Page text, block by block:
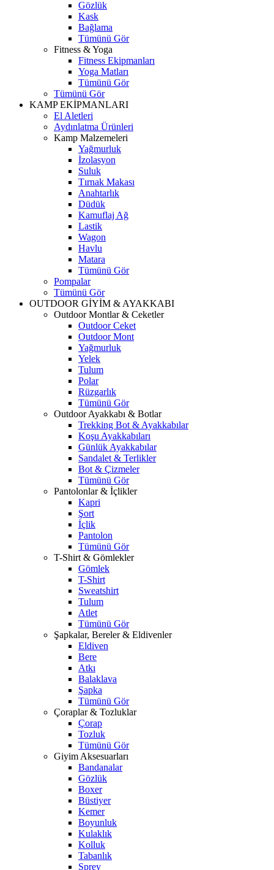
Gözlük
Kask
Bağlama
Tümünü Gör
Fitness & Yoga
Fitness Ekipmanları
Yoga Matları
Tümünü Gör
Tümünü Gör
KAMP EKİPMANLARI
El Aletleri
Aydınlatma Ürünleri
Kamp Malzemeleri
Yağmurluk
İzolasyon
Suluk
Tırnak Makası
Anahtarlık
Düdük
Kamuflaj Ağ
Lastik
Wagon
Havlu
Matara
Tümünü Gör
Pompalar
Tümünü Gör
OUTDOOR GİYİM & AYAKKABI
Outdoor Montlar & Ceketler
Outdoor Ceket
Outdoor Mont
Yağmurluk
Yelek
Tulum
Polar
Rüzgarlık
Tümünü Gör
Outdoor Ayakkabı & Botlar
Trekking Bot & Ayakkabılar
Koşu Ayakkabıları
Günlük Ayakkabılar
Sandalet & Terlikler
Bot & Çizmeler
Tümünü Gör
Pantolonlar & İçlikler
Kapri
Şort
İçlik
Pantolon
Tümünü Gör
T-Shirt & Gömlekler
Gömlek
T-Shirt
Sweatshirt
Tulum
Atlet
Tümünü Gör
Şapkalar, Bereler & Eldivenler
Eldiven
Bere
Atkı
Balaklava
Şapka
Tümünü Gör
Çoraplar & Tozluklar
Çorap
Tozluk
Tümünü Gör
Giyim Aksesuarları
Bandanalar
Gözlük
Boxer
Büstiyer
Kemer
Boyunluk
Kulaklık
Kolluk
Tabanlık
Sprey